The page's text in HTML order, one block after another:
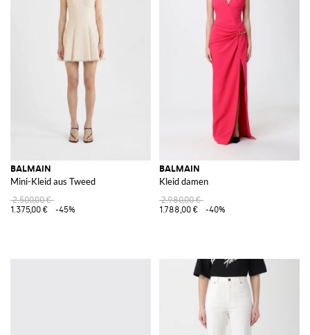
BALMAIN
Mini-Kleid aus Tweed
2.500,00 €
1.375,00 €
-45%
BALMAIN
Kleid damen
2.980,00 €
1.788,00 €
-40%